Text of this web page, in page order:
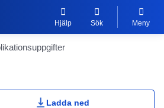
Hjälp Sök Meny
Actions Portlet
Ladda ned